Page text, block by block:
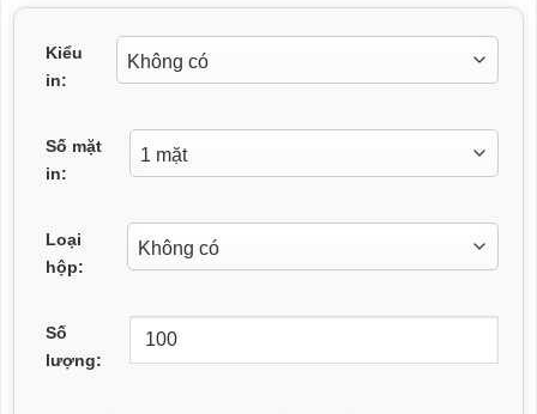
Kiểu
in:
Số mặt
in:
Loại
hộp:
Số
lượng: